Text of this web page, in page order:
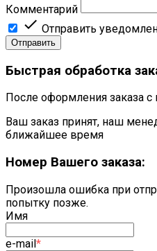
Комментарий
 Отправить
Отправить
Быстрая обработка
После оформления заказа
Ваш заказ принят, наш
ближайшее время
Номер Вашего заказа:
Произошла ошибка при
попытку позже.
Имя
e-mail*